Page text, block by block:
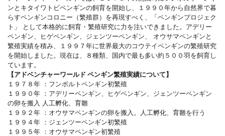
ンとキタイワトビペンギンの飼育を開始し、１９９０年から自然界で暮
らすペンギンコロニー（繁殖群）を再現すべく、「ペンギンプロジェク
ト」 として本格的に飼育・繁殖研究に力を注いできました。アデリー
ペンギン、ヒゲペンギン、ジェンツーペンギン、 オウサマペンギンと
繁殖実績を積み、１９９７年に世界最大のコウテイペンギンの繁殖研究
を開始しました。現在は、８種類、国内で最も多い約５００羽を飼育し
ています。
【アドベンチャーワールド ペンギン繁殖実績について】
１９７８年 ：フンボルトペンギン初繁殖
１９９０年 ：アデリーペンギン、ヒゲペンギン、ジェンツーペンギン
の卵を搬入 人工孵化、育雛
１９９２年 ：オウサマペンギンの卵を搬入。人工孵化、育雛を行う
１９９４年 ：ジェンツーペンギン初繁殖
１９９５年 ：オウサマペンギン初繁殖